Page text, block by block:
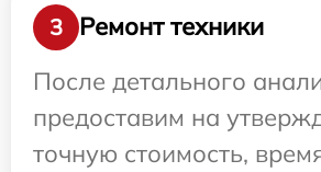
3
Ремонт техники
После детального
предоставим на
точную стоимость,